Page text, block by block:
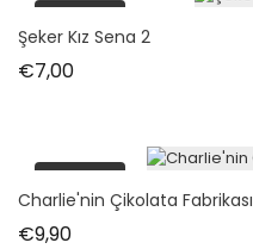
tükendi
Şeker Kız Sena 2
€7,00Fiyat
tükendi
Charlie'nin Çikolata Fabrikası
€9,90Fiyat